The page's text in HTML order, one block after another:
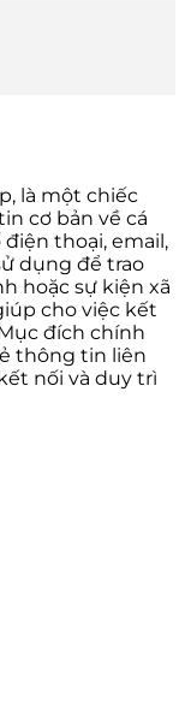
là một chiếc
cơ bản về cá
thoại, email,
dụng để trao
hoặc sự kiện xã
cho việc kết
đích chính
thông tin liên
nối và duy trì